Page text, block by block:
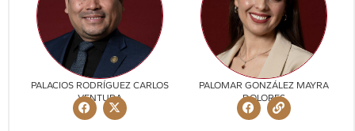
PALACIOS RODRÍGUEZ CARLOS
VENTURA
PALOMAR GONZÁLEZ MAYRA
DOLORES